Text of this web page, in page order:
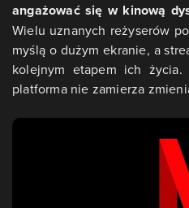
angażować się w kinową
Wielu uznanych reżyserów
myślą o dużym ekranie, a
kolejnym etapem ich
platforma nie zamierza